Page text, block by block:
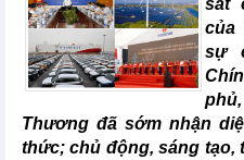
của
sự
Thương đã sớm nhận
thức; chủ động, sáng tạo,